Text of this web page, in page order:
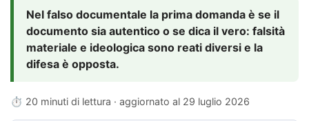
Nel falso documentale la prima domanda è se il
documento sia autentico o se dica il vero: falsità
materiale e ideologica sono reati diversi e la
difesa è opposta.
⏱ 20 minuti di lettura · aggiornato al 29 luglio 2026